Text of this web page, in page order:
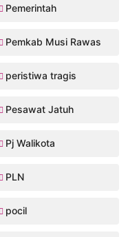
Pemerintah
Pemkab Musi Rawas
peristiwa tragis
Pesawat Jatuh
Pj Walikota
PLN
pocil